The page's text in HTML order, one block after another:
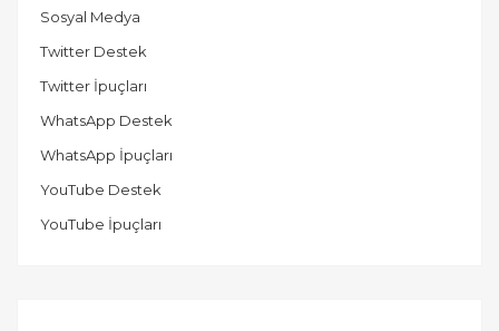
Sosyal Medya
Twitter Destek
Twitter İpuçları
WhatsApp Destek
WhatsApp İpuçları
YouTube Destek
YouTube İpuçları